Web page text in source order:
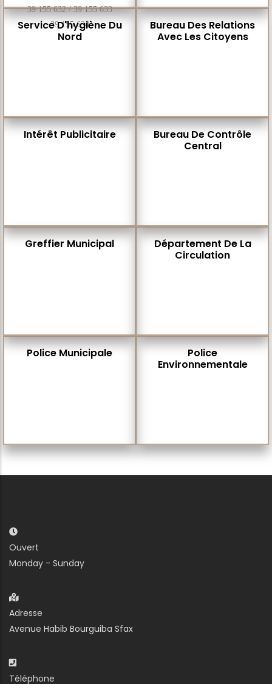
39 155 632 / 39 155 633
39 155 634
Bureau Des Relations
Avec Les Citoyens
Service D'hygiène Du
Nord
Bureau De Contrôle
Central
Intérêt Publicitaire
Département De La
Circulation
Greffier Municipal
Police
Environnementale
Police Municipale
Ouvert
Monday - Sunday
Adresse
Avenue Habib Bourguiba Sfax
Téléphone